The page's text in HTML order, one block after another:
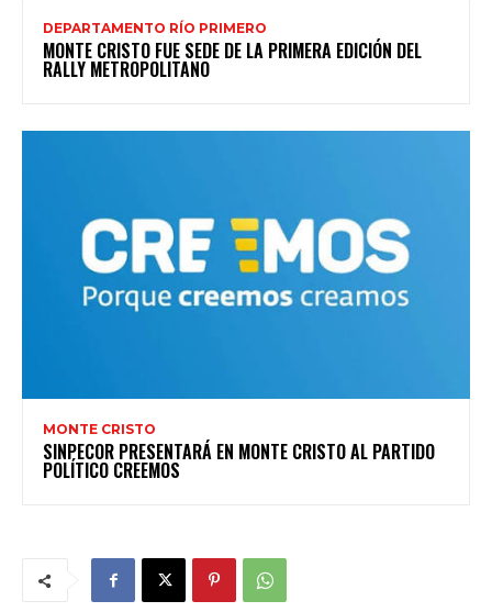
DEPARTAMENTO RÍO PRIMERO
MONTE CRISTO FUE SEDE DE LA PRIMERA EDICIÓN DEL
RALLY METROPOLITANO
MONTE CRISTO
SINPECOR PRESENTARÁ EN MONTE CRISTO AL PARTIDO
POLÍTICO CREEMOS